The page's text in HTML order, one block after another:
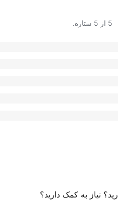
5 از 5 ستاره.
نیاز به کمک دارید؟